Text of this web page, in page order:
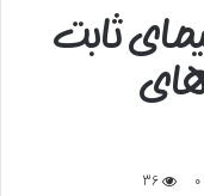
ثابت
0
36